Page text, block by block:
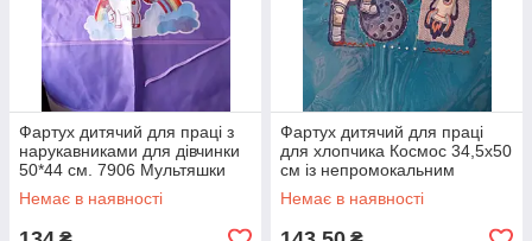
Фартух дитячий для праці з
нарукавниками для дівчинки
50*44 см. 7906 Мультяшки
Немає в наявності
Фартух дитячий для праці
для хлопчика Космос 34,5х50
см із непромокальним
покриттям із нарукавниками
25 см Jeep
Немає в наявності